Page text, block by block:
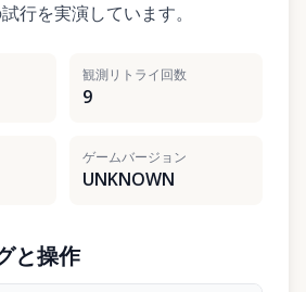
行を実演しています。
観測リトライ回数
9
ゲームバージョン
UNKNOWN
と操作